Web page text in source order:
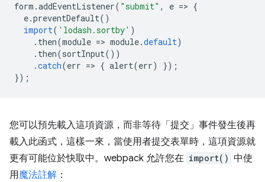
form .addEventListener( "submit" , e => {
e.preventDefault()
import( 'lodash.sortby' )
. then(module => module.default)
. then(sortInput())
.catch(err => { alert(err)
});
});
您可以預先載入這項資源，而非等待「提交」事件發生後再
載入此函式，這樣一來，當使用者提交表單時，這項資源就
更有可能位於快取中。webpack 允許您在 import() 中使
用魔法註解 ：